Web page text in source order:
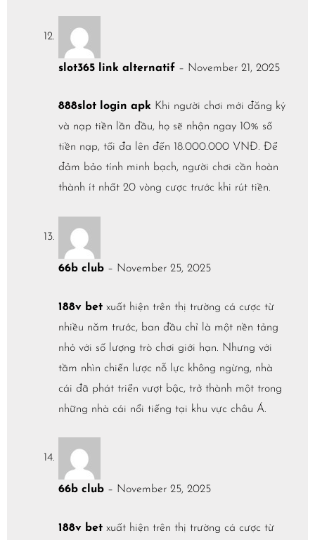
slot365 link alternatif – November 21, 2025
888slot login apk Khi người chơi mới đăng ký
và nạp tiền lần đầu, họ sẽ nhận ngay 10% số
tiền nạp, tối đa lên đến 18.000.000 VNĐ. Để
đảm bảo tính minh bạch, người chơi cần hoàn
thành ít nhất 20 vòng cược trước khi rút tiền.
66b club – November 25, 2025
188v bet xuất hiện trên thị trường cá cược từ
nhiều năm trước, ban đầu chỉ là một nền tảng
nhỏ với số lượng trò chơi giới hạn. Nhưng với
tầm nhìn chiến lược nỗ lực không ngừng, nhà
cái đã phát triển vượt bậc, trở thành một trong
những nhà cái nổi tiếng tại khu vực châu Á.
66b club – November 25, 2025
188v bet xuất hiện trên thị trường cá cược từ